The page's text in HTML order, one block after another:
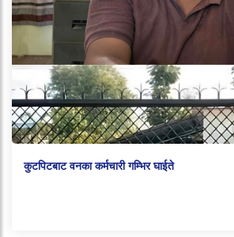
कुटपिटबाट वनका कर्मचारी गम्भिर घाईते